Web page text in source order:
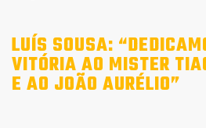
LUÍS SOUSA:
VITÓRIA AO MISTER
E AO JOÃO AURÉLIO”